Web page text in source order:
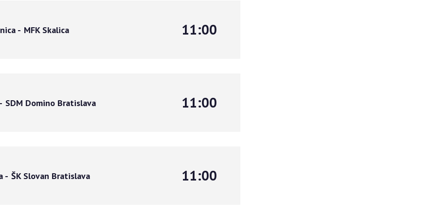
- MFK Skalica 11:00
SDM Domino Bratislava 11:00
- ŠK Slovan Bratislava 11:00